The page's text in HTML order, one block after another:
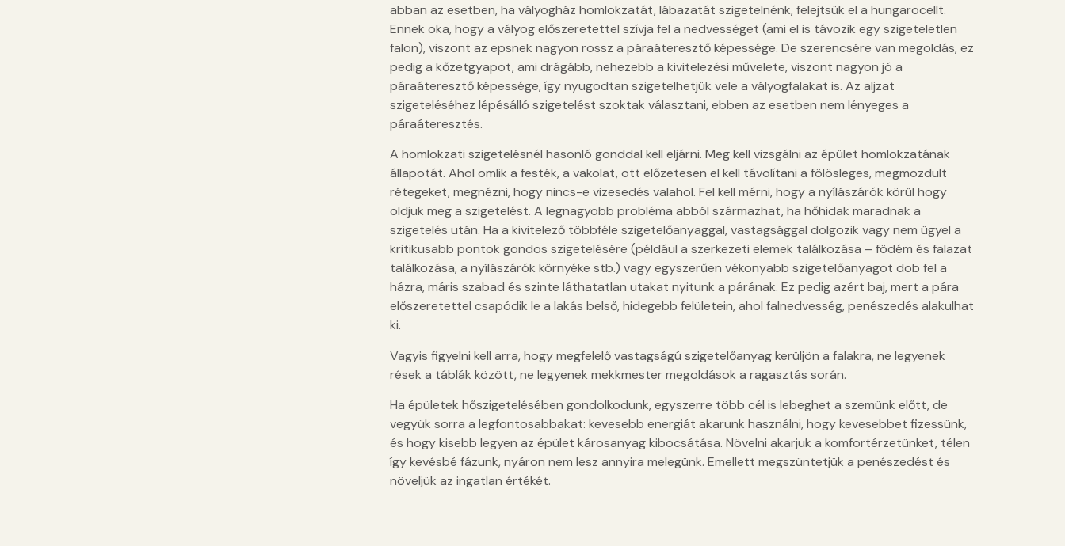
abban az esetben, ha vályogház homlokzatát, lábazatát szigetelnénk, felejtsük el a hungarocellt.
Ennek oka, hogy a vályog előszeretettel szívja fel a nedvességet (ami el is távozik egy szigeteletlen
falon), viszont az epsnek nagyon rossz a páraáteresztő képessége. De szerencsére van megoldás, ez
pedig a kőzetgyapot, ami drágább, nehezebb a kivitelezési művelete, viszont nagyon jó a
páraáteresztő képessége, így nyugodtan szigetelhetjük vele a vályogfalakat is. Az aljzat
szigeteléséhez lépésálló szigetelést szoktak választani, ebben az esetben nem lényeges a
páraáteresztés.
A homlokzati szigetelésnél hasonló gonddal kell eljárni. Meg kell vizsgálni az épület homlokzatának
állapotát. Ahol omlik a festék, a vakolat, ott előzetesen el kell távolítani a fölösleges, megmozdult
rétegeket, megnézni, hogy nincs-e vizesedés valahol. Fel kell mérni, hogy a nyílászárók körül hogy
oldjuk meg a szigetelést. A legnagyobb probléma abból származhat, ha hőhidak maradnak a
szigetelés után. Ha a kivitelező többféle szigetelőanyaggal, vastagsággal dolgozik vagy nem ügyel a
kritikusabb pontok gondos szigetelésére (például a szerkezeti elemek találkozása – födém és falazat
találkozása, a nyílászárók környéke stb.) vagy egyszerűen vékonyabb szigetelőanyagot dob fel a
házra, máris szabad és szinte láthatatlan utakat nyitunk a párának. Ez pedig azért baj, mert a pára
előszeretettel csapódik le a lakás belső, hidegebb felületein, ahol falnedvesség, penészedés alakulhat
ki.
Vagyis figyelni kell arra, hogy megfelelő vastagságú szigetelőanyag kerüljön a falakra, ne legyenek
rések a táblák között, ne legyenek mekkmester megoldások a ragasztás során.
Ha épületek hőszigetelésében gondolkodunk, egyszerre több cél is lebeghet a szemünk előtt, de
vegyük sorra a legfontosabbakat: kevesebb energiát akarunk használni, hogy kevesebbet fizessünk,
és hogy kisebb legyen az épület károsanyag kibocsátása. Növelni akarjuk a komfortérzetünket, télen
így kevésbé fázunk, nyáron nem lesz annyira melegünk. Emellett megszüntetjük a penészedést és
növeljük az ingatlan értékét.